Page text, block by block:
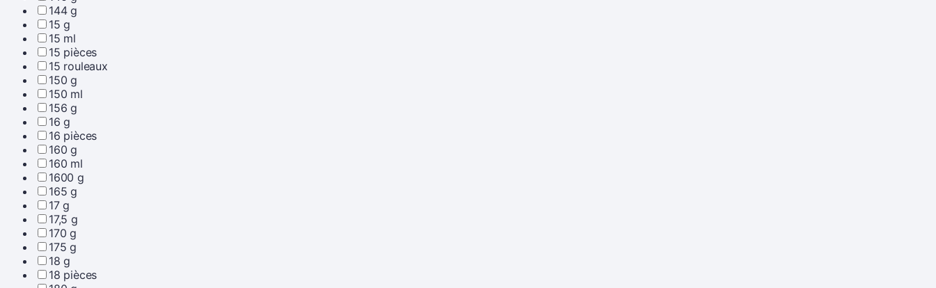
144 g
15 g
15 ml
15 pièces
15 rouleaux
150 g
150 ml
156 g
16 g
16 pièces
160 g
160 ml
1600 g
165 g
17 g
17,5 g
170 g
175 g
18 g
18 pièces